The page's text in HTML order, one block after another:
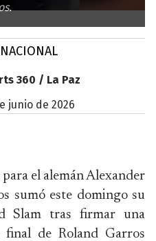
360 / La Paz
junio de 2026
el alemán Alexander
sumó este domingo su
Slam tras firmar una
de Roland Garros